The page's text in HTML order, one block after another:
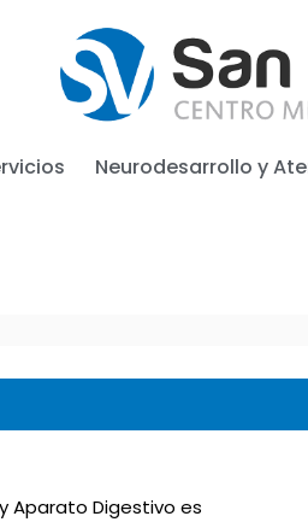
Neurodesarrollo y
Aparato Digestivo es